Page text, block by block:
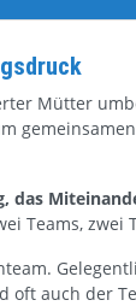
Mütter
das
Teams, zwei
oft auch der